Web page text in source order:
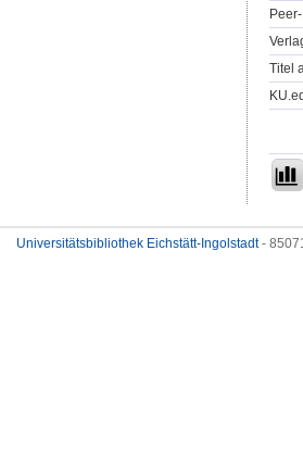
Titel
Universitätsbibliothek Eichstätt-Ingolstadt-